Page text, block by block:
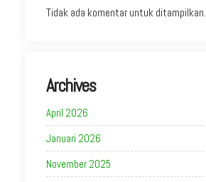
Tidak ada komentar untuk ditampilkan.
Archives
April 2026
Januari 2026
November 2025